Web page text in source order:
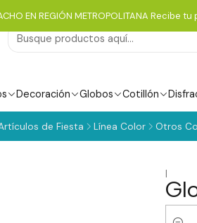
Decoración Globos Cotillón
EN REGIÓN METROPOLITANA Recibe
de Fiesta Línea Color Otros
|